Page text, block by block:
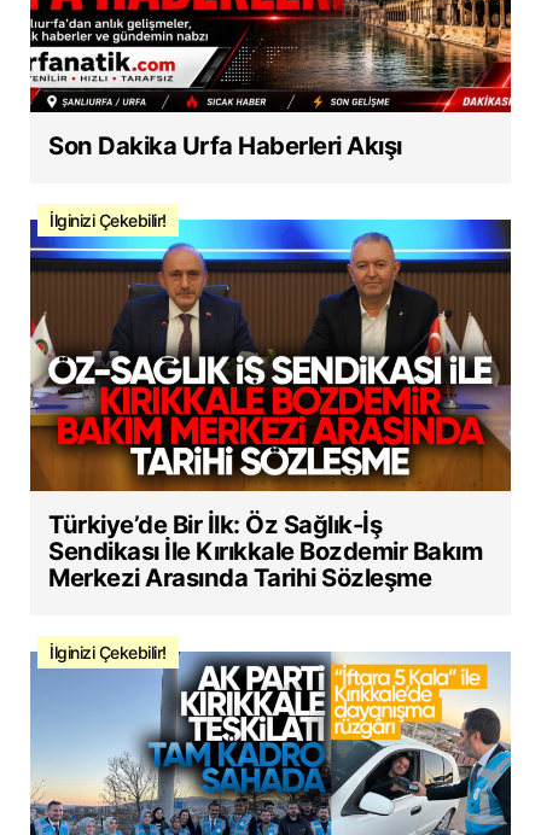
Son Dakika Urfa Haberleri Akışı
İlginizi Çekebilir!
Türkiye’de Bir İlk: Öz Sağlık-İş
Sendikası İle Kırıkkale Bozdemir Bakım
Merkezi Arasında Tarihi Sözleşme
İlginizi Çekebilir!